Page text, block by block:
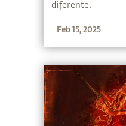
diferente.
Feb 15, 2025